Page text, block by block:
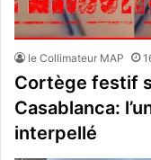
le Collimateur MAP
Cortège festif
Casablanca:
interpellé